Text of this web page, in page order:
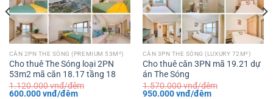
CĂN 2PN THE SÓNG (PREMIUM 53M²)
Cho thuê The Sóng loại 2PN
53m2 mã căn 18.17 tầng 18
1.120.000vnđ/đêm
Giá
600.000vnđ/đêmGiá
CĂN 3PN THE SÓNG (LUXURY 72M²)
Cho thuê căn 3PN mã 19.21 dự
án The Sóng
1.570.000vnđ/đêm
Giá
950.000vnđ/đêmGiá